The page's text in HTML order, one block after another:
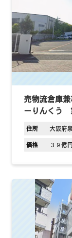
売物流倉庫
ーりんくう
住所 大阪府
価格 ３９億円